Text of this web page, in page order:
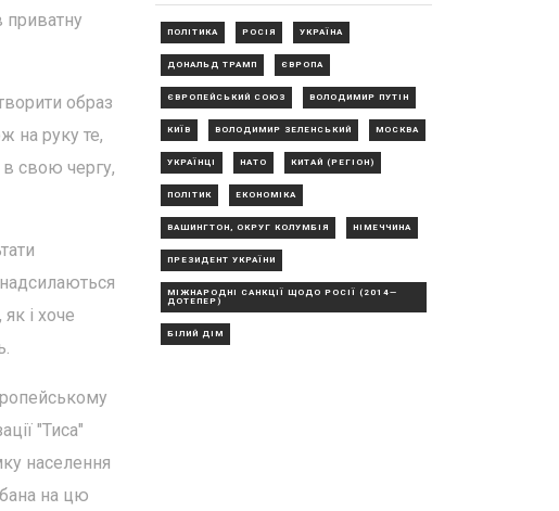
приватну
образ
на руку те,
свою чергу,
і хоче
"Тиса"
населення
на цю
ПОЛІТИКА РОСІЯ УКРАЇНА
ДОНАЛЬД ТРАМП ЄВРОПА
ЄВРОПЕЙСЬКИЙ СОЮЗ ВОЛОДИМИР ПУТІН
КИЇВ ВОЛОДИМИР ЗЕЛЕНСЬКИЙ МОСКВА
УКРАЇНЦІ НАТО КИТАЙ (РЕГІОН)
ПОЛІТИК ЕКОНОМІКА
ВАШИНГТОН, ОКРУГ КОЛУМБІЯ НІМЕЧЧИНА
ПРЕЗИДЕНТ УКРАЇНИ
МІЖНАРОДНІ САНКЦІЇ ЩОДО РОСІЇ (2014—
ДОТЕПЕР)
БІЛИЙ ДІМ